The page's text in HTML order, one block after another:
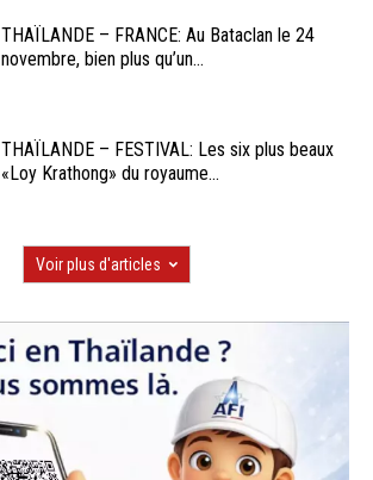
THAÏLANDE – FRANCE: Au Bataclan le 24
novembre, bien plus qu’un...
THAÏLANDE – FESTIVAL: Les six plus beaux
«Loy Krathong» du royaume...
Voir plus d'articles